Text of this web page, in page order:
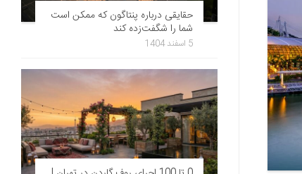
حقایقی درباره پنتاگون که ممکن است
شما را شگفت‌زده کند
5 اسفند 1404